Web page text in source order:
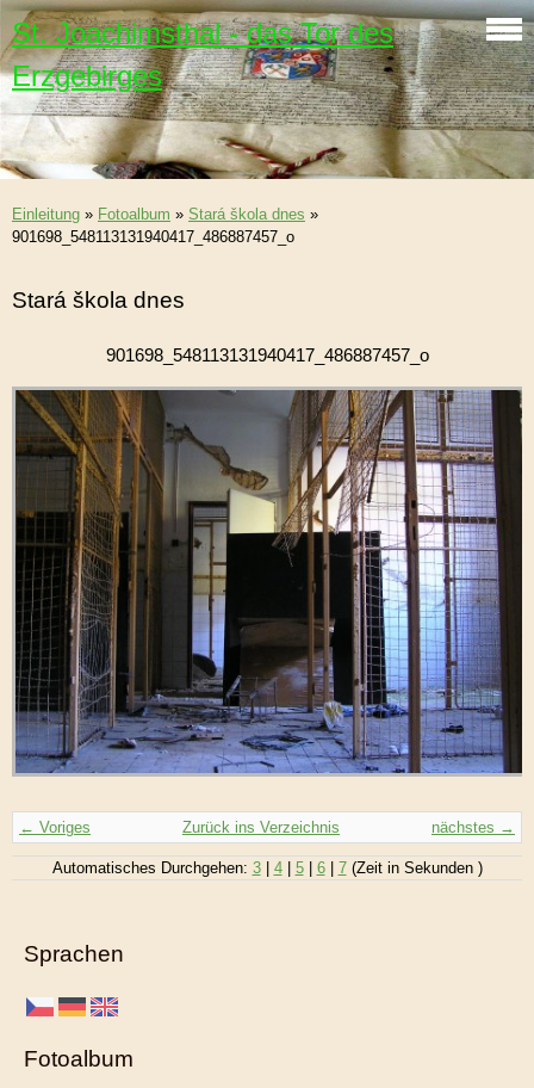
St. Joachimsthal - das Tor des
Erzgebirges
Einleitung » Fotoalbum » Stará škola dnes »
901698_548113131940417_486887457_o
Stará škola dnes
901698_548113131940417_486887457_o
← Voriges nächstes →
Zurück ins Verzeichnis
Automatisches Durchgehen: 3| 4| 5| 6| 7(Zeit in Sekunden )
Sprachen
Fotoalbum